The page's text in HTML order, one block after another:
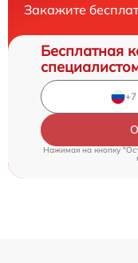
Закажите
Бесплатная
Нажимая на кнопку